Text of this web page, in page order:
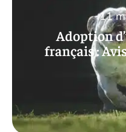
Adoption
français :
11